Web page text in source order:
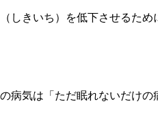
きいち）を低下させるた
病気は「ただ眠れないだけ